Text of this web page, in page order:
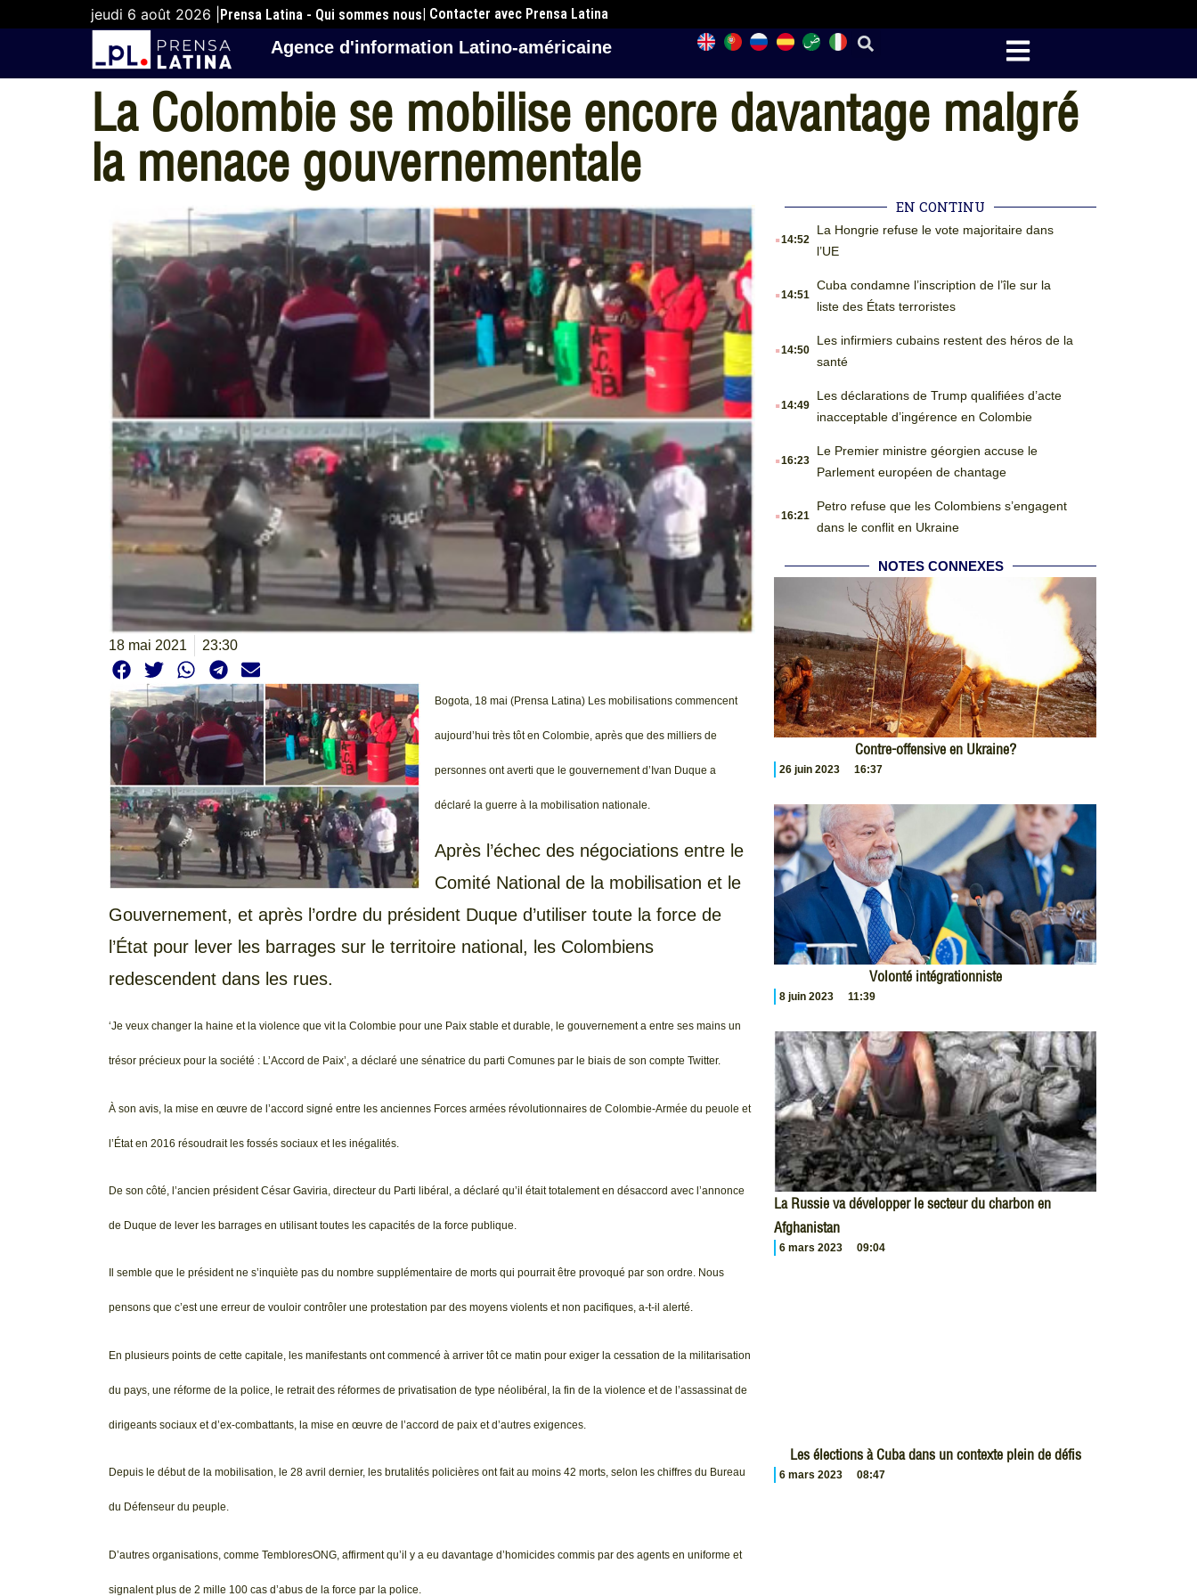
jeudi 6 août 2026 | Prensa Latina - Qui sommes nous| Contacter avec Prensa Latina
Agence d'information Latino-américaine
La Colombie se mobilise encore davantage malgré
la menace gouvernementale
18 mai 2021 23:30
Bogota, 18 mai (Prensa Latina) Les mobilisations commencent
aujourd’hui très tôt en Colombie, après que des milliers de
personnes ont averti que le gouvernement d’Ivan Duque a
déclaré la guerre à la mobilisation nationale.
Après l’échec des négociations entre le
Comité National de la mobilisation et le
Gouvernement, et après l’ordre du président Duque d’utiliser toute la force de
l’État pour lever les barrages sur le territoire national, les Colombiens
redescendent dans les rues.
‘Je veux changer la haine et la violence que vit la Colombie pour une Paix stable et durable, le gouvernement a entre ses mains un
trésor précieux pour la société : L’Accord de Paix’, a déclaré une sénatrice du parti Comunes par le biais de son compte Twitter.
À son avis, la mise en œuvre de l’accord signé entre les anciennes Forces armées révolutionnaires de Colombie-Armée du peuole et
l’État en 2016 résoudrait les fossés sociaux et les inégalités.
De son côté, l’ancien président César Gaviria, directeur du Parti libéral, a déclaré qu’il était totalement en désaccord avec l’annonce
de Duque de lever les barrages en utilisant toutes les capacités de la force publique.
Il semble que le président ne s’inquiète pas du nombre supplémentaire de morts qui pourrait être provoqué par son ordre. Nous
pensons que c’est une erreur de vouloir contrôler une protestation par des moyens violents et non pacifiques, a-t-il alerté.
En plusieurs points de cette capitale, les manifestants ont commencé à arriver tôt ce matin pour exiger la cessation de la militarisation
du pays, une réforme de la police, le retrait des réformes de privatisation de type néolibéral, la fin de la violence et de l’assassinat de
dirigeants sociaux et d’ex-combattants, la mise en œuvre de l’accord de paix et d’autres exigences.
Depuis le début de la mobilisation, le 28 avril dernier, les brutalités policières ont fait au moins 42 morts, selon les chiffres du Bureau
du Défenseur du peuple.
D’autres organisations, comme TembloresONG, affirment qu’il y a eu davantage d’homicides commis par des agents en uniforme et
signalent plus de 2 mille 100 cas d’abus de la force par la police.
EN CONTINU
.14:52
La Hongrie refuse le vote majoritaire dans
l’UE
.14:51
Cuba condamne l’inscription de l’île sur la
liste des États terroristes
.14:50
Les infirmiers cubains restent des héros de la
santé
.14:49
Les déclarations de Trump qualifiées d’acte
inacceptable d’ingérence en Colombie
.16:23
Le Premier ministre géorgien accuse le
Parlement européen de chantage
.16:21
Petro refuse que les Colombiens s’engagent
dans le conflit en Ukraine
NOTES CONNEXES
Contre-offensive en Ukraine?
26 juin 2023 16:37
Volonté intégrationniste
8 juin 2023 11:39
La Russie va développer le secteur du charbon en
Afghanistan
6 mars 2023 09:04
Les élections à Cuba dans un contexte plein de défis
6 mars 2023 08:47